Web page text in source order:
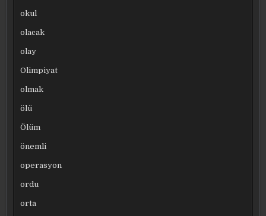
okul
olacak
olay
Olimpiyat
olmak
ölü
Ölüm
önemli
operasyon
ordu
orta